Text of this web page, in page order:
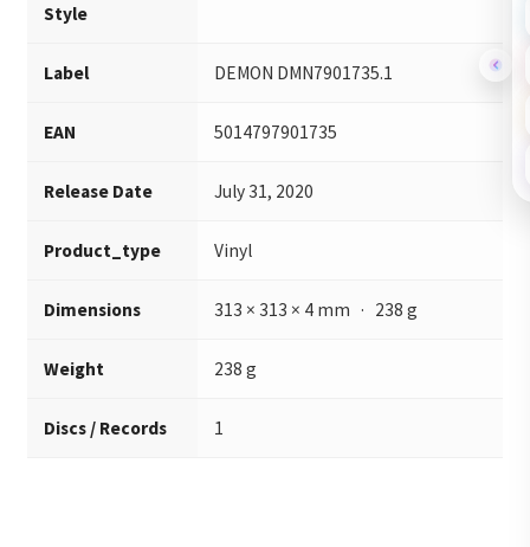
Style
Label DEMON DMN7901735.1
EAN 5014797901735
Release Date July 31, 2020
Product_type Vinyl
Dimensions 313 × 313 × 4 mm · 238 g
Weight 238 g
Discs / Records 1